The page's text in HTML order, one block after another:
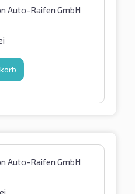
Auto-Raifen GmbH
Auto-Raifen GmbH